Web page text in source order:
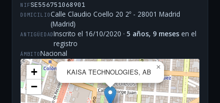
NIFSE556751068901
DOMICILIOCalle Claudio Coello 20 2º - 28001 Madrid
(Madrid)
ANTIGÜEDADInscrito el 16/10/2020 ·5 años, 9 meses en el
registro
ÁMBITONacional
KAISA TECHNOLOGIES, AB
×
+
−